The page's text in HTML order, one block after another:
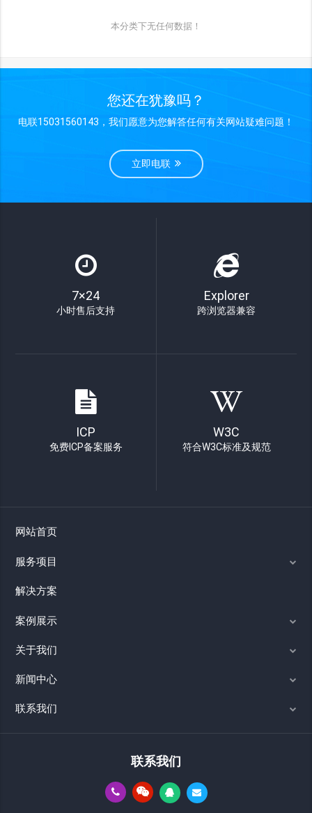
本分类下无任何数据！
您还在犹豫吗？
电联15031560143，我们愿意为您解答任何有关网站疑难问题！
立即电联
7×24
小时售后支持
Explorer
跨浏览器兼容
ICP
免费ICP备案服务
W3C
符合W3C标准及规范
网站首页
服务项目
解决方案
案例展示
关于我们
新闻中心
联系我们
联系我们